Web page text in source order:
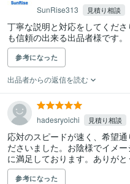
SunRise313 見積り相談
丁寧な説明と対応をしてくだ
も信頼の出来る出品者様です。
参考になった
出品者からの返信を読む
hadesryoichi 見積り相談
応対のスピードが速く、希望
ださいました。お陰様でイメ
に満足しております。ありがと
参考になった